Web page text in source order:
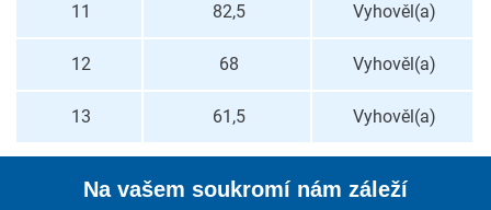
11 82,5 Vyhověl(a)
12 68 Vyhověl(a)
13 61,5 Vyhověl(a)
Na vašem soukromí nám záleží